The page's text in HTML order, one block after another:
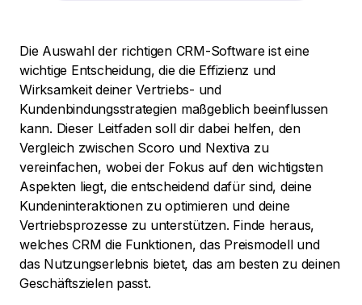
Die Auswahl der richtigen CRM-Software ist eine
wichtige Entscheidung, die die Effizienz und
Wirksamkeit deiner Vertriebs- und
Kundenbindungsstrategien maßgeblich beeinflussen
kann. Dieser Leitfaden soll dir dabei helfen, den
Vergleich zwischen Scoro und Nextiva zu
vereinfachen, wobei der Fokus auf den wichtigsten
Aspekten liegt, die entscheidend dafür sind, deine
Kundeninteraktionen zu optimieren und deine
Vertriebsprozesse zu unterstützen. Finde heraus,
welches CRM die Funktionen, das Preismodell und
das Nutzungserlebnis bietet, das am besten zu deinen
Geschäftszielen passt.